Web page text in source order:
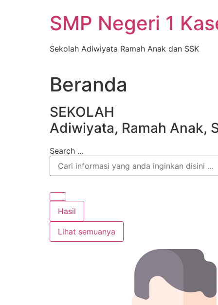
SMP Negeri 1
Sekolah Adiwiyata Ramah Anak dan SSK
Beranda
SEKOLAH
Adiwiyata, Ramah Anak,
Search …
Hasil
Lihat semuanya